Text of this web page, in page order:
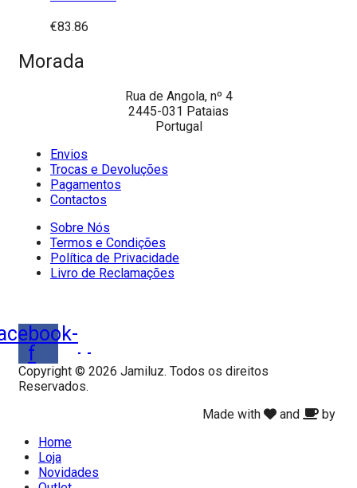
€83.86
Morada
Rua de Angola, nº 4
2445-031 Pataias
Portugal
Envios
Trocas e Devoluções
Pagamentos
Contactos
Sobre Nós
Termos e Condições
Política de Privacidade
Livro de Reclamações
f
Copyright © 2026 Jamiluz. Todos os direitos
Reservados.
Made with
and
by
Home
Loja
Novidades